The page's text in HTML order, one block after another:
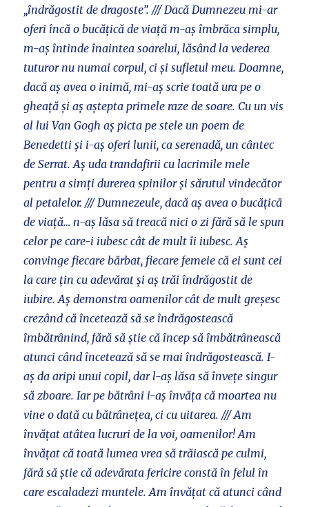
„îndrăgostit de dragoste”. /// Dacă Dumnezeu mi-ar
oferi încă o bucățică de viață m-aș îmbrăca simplu,
m-aș întinde înaintea soarelui, lăsând la vederea
tuturor nu numai corpul, ci și sufletul meu. Doamne,
dacă aș avea o inimă, mi-aș scrie toată ura pe o
gheață și aș aștepta primele raze de soare. Cu un vis
al lui Van Gogh aș picta pe stele un poem de
Benedetti și i-aș oferi lunii, ca serenadă, un cântec
de Serrat. Aș uda trandafirii cu lacrimile mele
pentru a simți durerea spinilor și sărutul vindecător
al petalelor. /// Dumnezeule, dacă aș avea o bucățică
de viață… n-aș lăsa să treacă nici o zi fără să le spun
celor pe care-i iubesc cât de mult îi iubesc. Aș
convinge fiecare bărbat, fiecare femeie că ei sunt cei
la care țin cu adevărat și aș trăi îndrăgostit de
iubire. Aș demonstra oamenilor cât de mult greșesc
crezând că încetează să se îndrăgostească
îmbătrânind, fără să știe că încep să îmbătrânească
atunci când încetează să se mai îndrăgostească. I-
aș da aripi unui copil, dar l-aș lăsa să învețe singur
să zboare. Iar pe bătrâni i-aș învăța că moartea nu
vine o dată cu bătrânețea, ci cu uitarea. /// Am
învățat atâtea lucruri de la voi, oamenilor! Am
învățat că toată lumea vrea să trăiască pe culmi,
fără să știe că adevărata fericire constă în felul în
care escaladezi muntele. Am învățat că atunci când